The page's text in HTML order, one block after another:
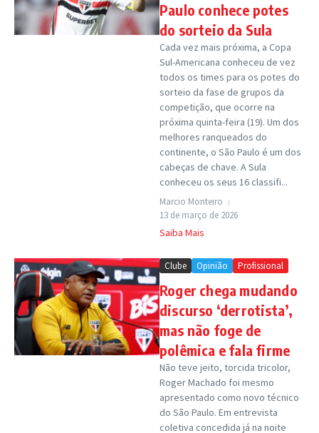
Paulo conhece potes
do sorteio da Sula
Cada vez mais próxima, a Copa
Sul-Americana conheceu de vez
todos os times para os potes do
sorteio da fase de grupos da
competição, que ocorre na
próxima quinta-feira (19). Um dos
melhores ranqueados do
continente, o São Paulo é um dos
cabeças de chave. A Sula
conheceu os seus 16 classifi...
Marcio Monteiro
13 de março de 2026
Saiba Mais
Clube Opinião Profissional
Roger chega mudando
discurso ‘derrotista’,
mas não foge de
polêmica e fala firme
Não teve jeito, torcida tricolor,
Roger Machado foi mesmo
apresentado como novo técnico
do São Paulo. Em entrevista
coletiva concedida já na noite